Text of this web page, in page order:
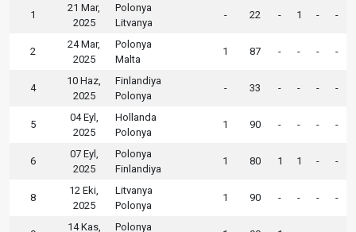
1
21 Mar,
2025
Polonya
Litvanya
- 22 - 1 - -
2
24 Mar,
2025
Polonya
Malta
1 87 - - - -
4
10 Haz,
2025
Finlandiya
Polonya
- 33 - - - -
5
04 Eyl,
2025
Hollanda
Polonya
1 90 - - - -
6
07 Eyl,
2025
Polonya
Finlandiya
1 80 1 1 - -
8
12 Eki,
2025
Litvanya
Polonya
1 90 - - - -
14 Kas,
Polonya